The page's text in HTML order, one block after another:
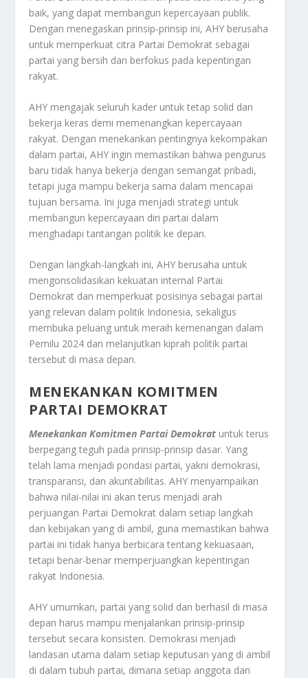
baik, yang dapat membangun kepercayaan publik.
Dengan menegaskan prinsip-prinsip ini, AHY berusaha
untuk memperkuat citra Partai Demokrat sebagai
partai yang bersih dan berfokus pada kepentingan
rakyat.
AHY mengajak seluruh kader untuk tetap solid dan
bekerja keras demi memenangkan kepercayaan
rakyat. Dengan menekankan pentingnya kekompakan
dalam partai, AHY ingin memastikan bahwa pengurus
baru tidak hanya bekerja dengan semangat pribadi,
tetapi juga mampu bekerja sama dalam mencapai
tujuan bersama. Ini juga menjadi strategi untuk
membangun kepercayaan diri partai dalam
menghadapi tantangan politik ke depan.
Dengan langkah-langkah ini, AHY berusaha untuk
mengonsolidasikan kekuatan internal Partai
Demokrat dan memperkuat posisinya sebagai partai
yang relevan dalam politik Indonesia, sekaligus
membuka peluang untuk meraih kemenangan dalam
Pemilu 2024 dan melanjutkan kiprah politik partai
tersebut di masa depan.
MENEKANKAN KOMITMEN
PARTAI DEMOKRAT
Menekankan Komitmen Partai Demokrat untuk terus
berpegang teguh pada prinsip-prinsip dasar. Yang
telah lama menjadi pondasi partai, yakni demokrasi,
transparansi, dan akuntabilitas. AHY menyampaikan
bahwa nilai-nilai ini akan terus menjadi arah
perjuangan Partai Demokrat dalam setiap langkah
dan kebijakan yang di ambil, guna memastikan bahwa
partai ini tidak hanya berbicara tentang kekuasaan,
tetapi benar-benar memperjuangkan kepentingan
rakyat Indonesia.
AHY umumkan, partai yang solid dan berhasil di masa
depan harus mampu menjalankan prinsip-prinsip
tersebut secara konsisten. Demokrasi menjadi
landasan utama dalam setiap keputusan yang di ambil
di dalam tubuh partai, dimana setiap anggota dan